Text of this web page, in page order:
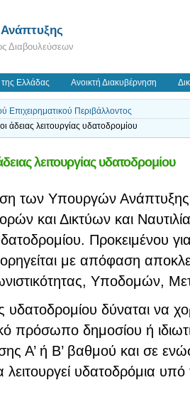
Διαβουλεύσεων
Ελλάδας Ανοικτή Διακυβέρνηση
Επιχειρηματικού Περιβάλλοντος
άδειας λειτουργίας υδατοδρομίου
λειτουργίας υδατοδρομίου
των Υπουργών Ανάπτυξης,
και Δικτύων και Ναυτιλίας
Προκειμένου
με απόφαση
Υποδομών,
υδατοδρομίου δύναται να
πρόσωπο δημοσίου ή
Α’ ή Β’ βαθμού και σε
υδατοδρόμια